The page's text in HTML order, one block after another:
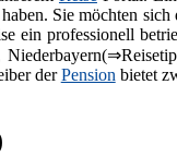
Sie möchten
ein professionell
derPension bietet